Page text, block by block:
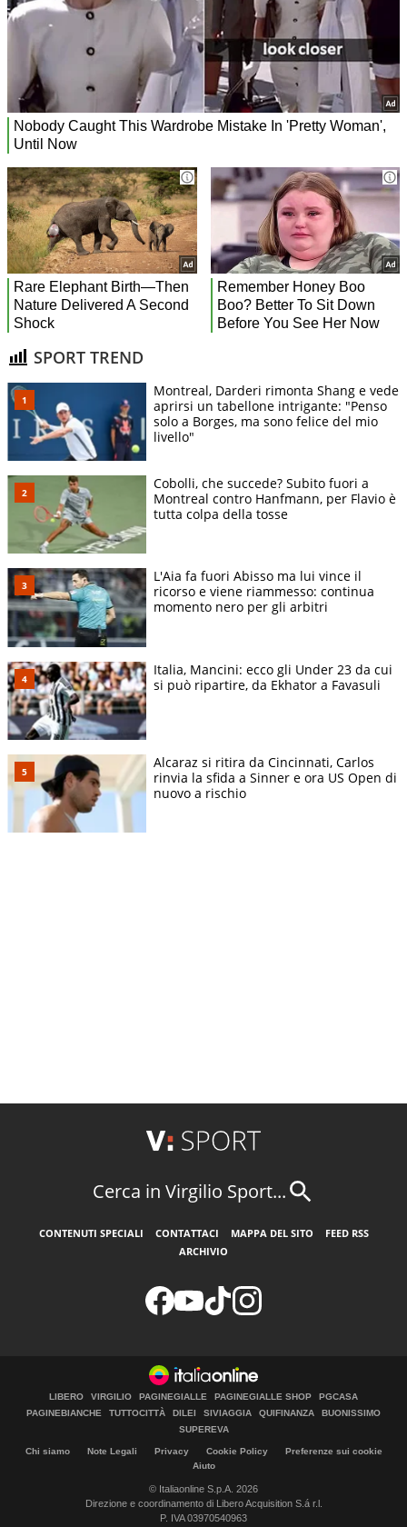
SPORT TREND
Montreal, Darderi rimonta Shang e vede
aprirsi un tabellone intrigante: "Penso
solo a Borges, ma sono felice del mio
livello"
Cobolli, che succede? Subito fuori a
Montreal contro Hanfmann, per Flavio è
tutta colpa della tosse
L'Aia fa fuori Abisso ma lui vince il
ricorso e viene riammesso: continua
momento nero per gli arbitri
Italia, Mancini: ecco gli Under 23 da cui
si può ripartire, da Ekhator a Favasuli
Alcaraz si ritira da Cincinnati, Carlos
rinvia la sfida a Sinner e ora US Open di
nuovo a rischio
Cerca in Virgilio Sport...
CONTENUTI SPECIALI CONTATTACI MAPPA DEL SITO
FEED RSS
ARCHIVIO
LIBERO VIRGILIO PAGINEGIALLE PAGINEGIALLE SHOP
PGCASA
PAGINEBIANCHE
TUTTOCITTÀ DILEI SIVIAGGIA QUIFINANZA
BUONISSIMO
SUPEREVA
Chi siamo Note Legali Privacy Cookie Policy
Preferenze sui cookie
Aiuto
© Italiaonline S.p.A. 2026
Direzione e coordinamento di Libero Acquisition S.á r.l.
P. IVA 03970540963